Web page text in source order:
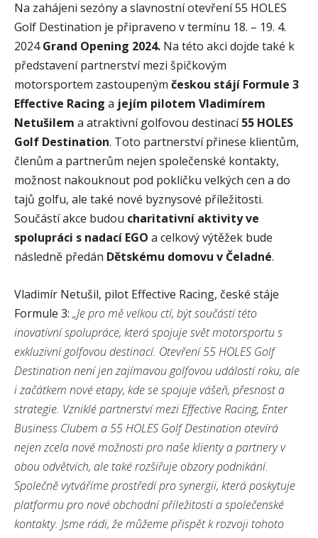
Na zahájeni sezóny a slavnostní otevření 55 HOLES
Golf Destination je připraveno v termínu 18. – 19. 4.
2024Grand Opening 2024. Na této akci dojde také k
představení partnerství mezi špičkovým
motorsportem zastoupeným českou stájí Formule 3
Effective Racing a jejím pilotem Vladimírem
Netušilem a atraktivní golfovou destinací55 HOLES
Golf Destination. Toto partnerství přinese klientům,
členům a partnerům nejen společenské kontakty,
možnost nakouknout pod pokličku velkých cen a do
tajů golfu, ale také nové byznysové příležitosti.
Součástí akce budou charitativní aktivity ve
spolupráci s nadací EGO a celkový výtěžek bude
následně předán Dětskému domovu v Čeladné.
Vladimír Netušil, pilot Effective Racing, české stáje
Formule 3: „Je pro mě velkou ctí, být součástí této
inovativní spolupráce, která spojuje svět motorsportu s
exkluzivní golfovou destinací. Otevření 55 HOLES Golf
Destination není jen zajímavou golfovou událostí roku, ale
i začátkem nové etapy, kde se spojuje vášeň, přesnost a
strategie. Vzniklé partnerství mezi Effective Racing, Enter
Business Clubem a 55 HOLES Golf Destination otevírá
nejen zcela nové možnosti pro naše klienty a partnery v
obou odvětvích, ale také rozšiřuje obzory podnikání.
Společně vytváříme prostředí pro synergii, která poskytuje
platformu pro nové obchodní příležitosti a společenské
kontakty. Jsme rádi, že můžeme přispět k rozvoji tohoto